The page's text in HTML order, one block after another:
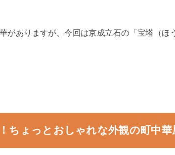
がありますが、今回は京成立石の「宝塔（ほ
ちょっとおしゃれな外観の町中華